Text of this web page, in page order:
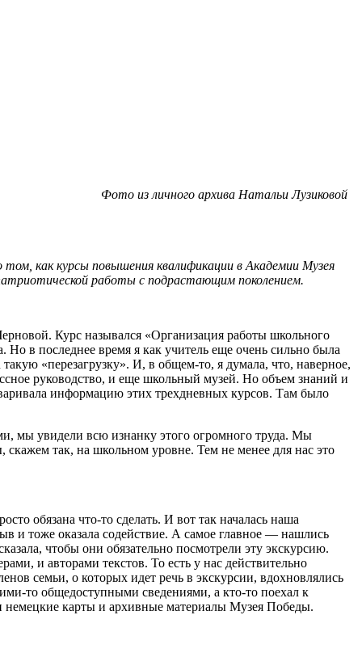
Фото из личного архива Натальи Лузиковой
как курсы повышения квалификации в Академии Музея
работы с подрастающим поколением.
Курс назывался «Организация работы школьного
в последнее время я как учитель еще очень сильно была
«перезагрузку». И, в общем-то, я думала, что, наверное,
руководство, и еще школьный музей. Но объем знаний и
информацию этих трехдневных курсов. Там было
мы увидели всю изнанку этого огромного труда. Мы
так, на школьном уровне. Тем не менее для нас это
обязана что-то сделать. И вот так началась наша
и тоже оказала содействие. А самое главное — нашлись
чтобы они обязательно посмотрели эту экскурсию.
и авторами текстов. То есть у нас действительно
семьи, о которых идет речь в экскурсии, вдохновлялись
то общедоступными сведениями, а кто-то поехал к
немецкие карты и архивные материалы Музея Победы.